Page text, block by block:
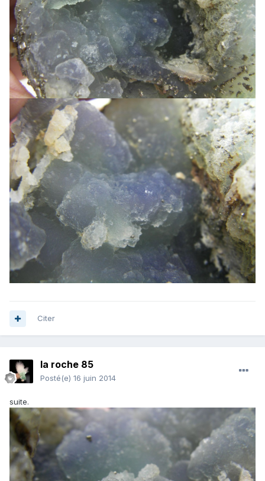
Citer
la roche 85
Posté(e) 16 juin 2014
suite.